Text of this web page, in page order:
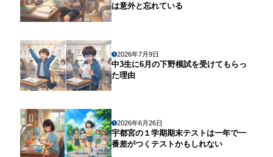
は意外と忘れている
2026年7月9日
中3生に6月の下野模試を受けてもらっ
た理由
2026年6月26日
宇都宮の１学期期末テストは一年で一
番差がつくテストかもしれない